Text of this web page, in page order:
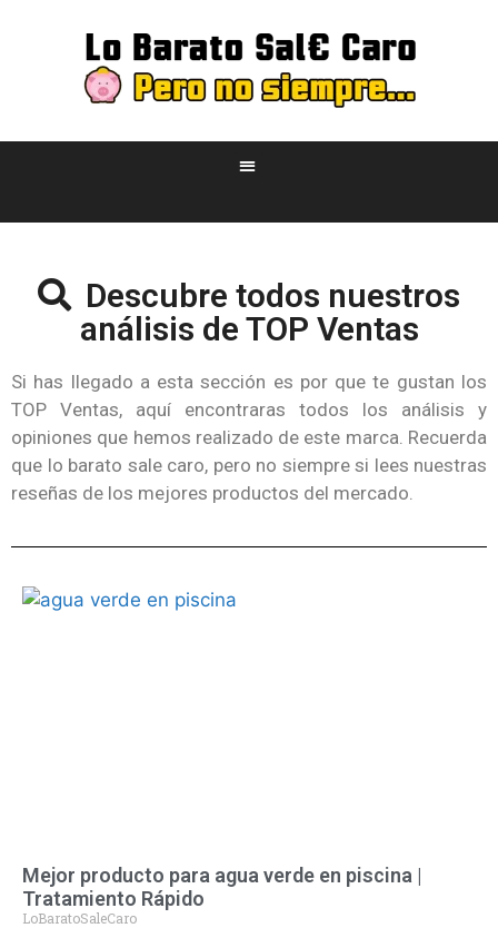
Descubre todos nuestros
análisis de TOP Ventas
Si has llegado a esta sección es por que te gustan los
TOP Ventas, aquí encontraras todos los análisis y
opiniones que hemos realizado de este marca. Recuerda
que lo barato sale caro, pero no siempre si lees nuestras
reseñas de los mejores productos del mercado.
Mejor producto para agua verde en piscina |
Tratamiento Rápido
LoBaratoSaleCaro